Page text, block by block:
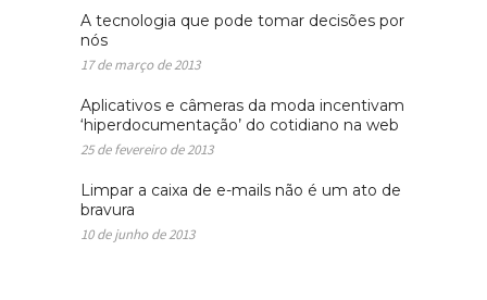
A tecnologia que pode tomar decisões por
nós
17 de março de 2013
Aplicativos e câmeras da moda incentivam
‘hiperdocumentação’ do cotidiano na web
25 de fevereiro de 2013
Limpar a caixa de e-mails não é um ato de
bravura
10 de junho de 2013